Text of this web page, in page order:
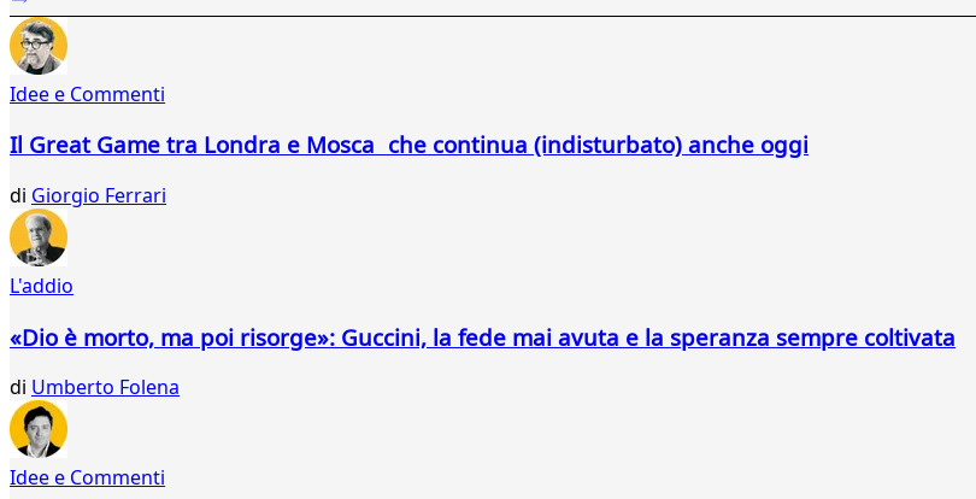
Idee e Commenti
Il Great Game tra Londra e Mosca che continua (indisturbato) anche oggi
di Giorgio Ferrari
L'addio
«Dio è morto, ma poi risorge»: Guccini, la fede mai avuta e la speranza sempre coltivata
di Umberto Folena
Idee e Commenti